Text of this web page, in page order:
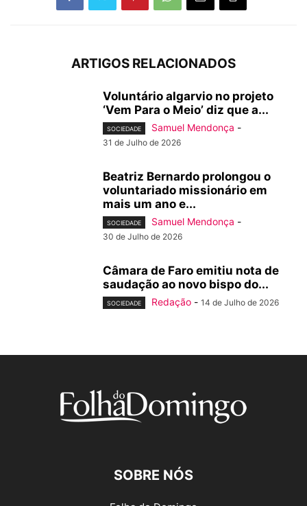
ARTIGOS RELACIONADOS
Voluntário algarvio no projeto
‘Vem Para o Meio’ diz que a...
SOCIEDADE Samuel Mendonça -
31 de Julho de 2026
Beatriz Bernardo prolongou o
voluntariado missionário em
mais um ano e...
SOCIEDADE Samuel Mendonça -
30 de Julho de 2026
Câmara de Faro emitiu nota de
saudação ao novo bispo do...
SOCIEDADE Redação - 14 de Julho de 2026
SOBRE NÓS